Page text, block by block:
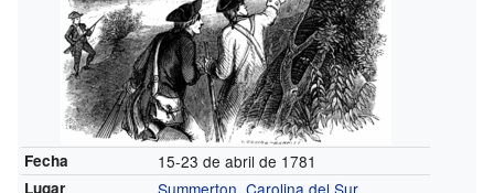
Fecha 15-23 de abril de 1781
Lugar Summerton,Carolina del Sur